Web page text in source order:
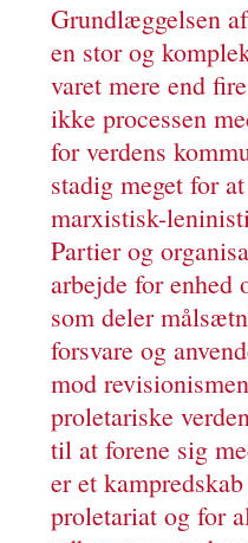
Grundlæggelsen
en stor og
varet mere end
ikke processen
for verdens
stadig meget for
marxistisk-
Partier og
arbejde for enhed
som deler
forsvare og
mod
proletariske
til at forene sig
er et
proletariat og for